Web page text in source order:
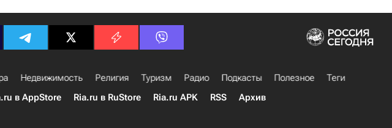
Недвижимость Религия Туризм Радио Подкасты Полезное
Теги
в AppStore Ria.ru в RuStore Ria.ru APK RSS Архив